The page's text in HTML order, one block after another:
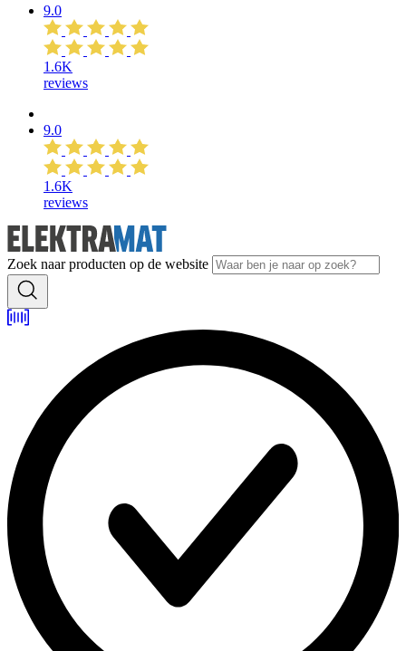
9.0
1.6K
reviews
9.0
1.6K
reviews
Zoek naar producten op de website